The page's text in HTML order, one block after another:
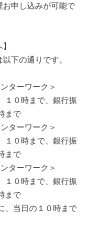
お申し込みが可能で
下の通りです。
ターワーク＞
０時まで、銀行振
まで
ターワーク＞
０時まで、銀行振
まで
ターワーク＞
０時まで、銀行振
まで
、当日の１０時まで